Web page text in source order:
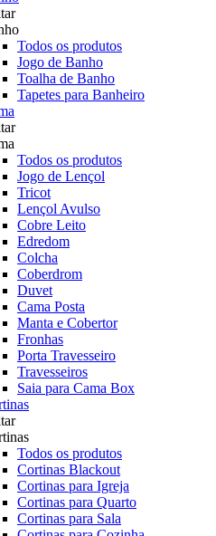
Todos os produtos
Jogo de Banho
Toalha de Banho
Tapetes para Banheiro
Todos os produtos
Jogo de Lençol
Tricot
Lençol Avulso
Cobre Leito
Edredom
Colcha
Coberdrom
Duvet
Cama Posta
Manta e Cobertor
Fronhas
Porta Travesseiro
Travesseiros
Saia para Cama Box
Todos os produtos
Cortinas Blackout
Cortinas para Igreja
Cortinas para Quarto
Cortinas para Sala